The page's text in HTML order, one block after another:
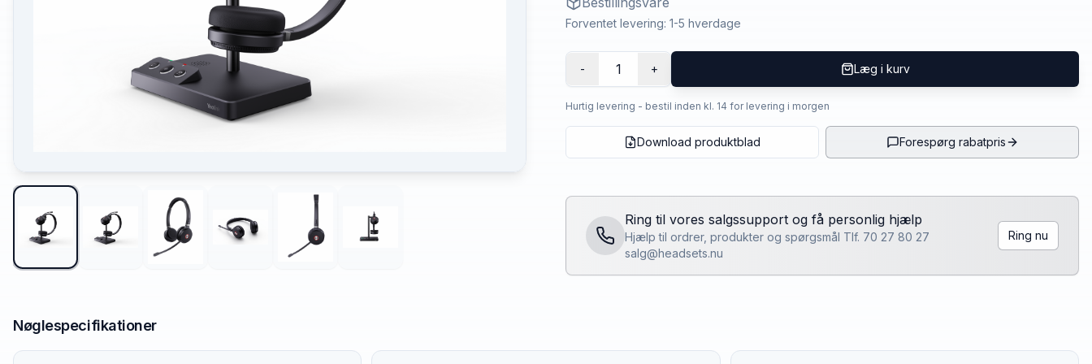
Forventet levering: 1-5 hverdage
- 1 + Læg i kurv
Hurtig levering - bestil inden kl. 14 for levering i morgen
Download produktblad Forespørg rabatpris
Ring til vores salgssupport og få personlig hjælp
Hjælp til ordrer, produkter og spørgsmål Tlf. 70 27 80 27
salg@headsets.nu
Ring nu
Nøglespecifikationer